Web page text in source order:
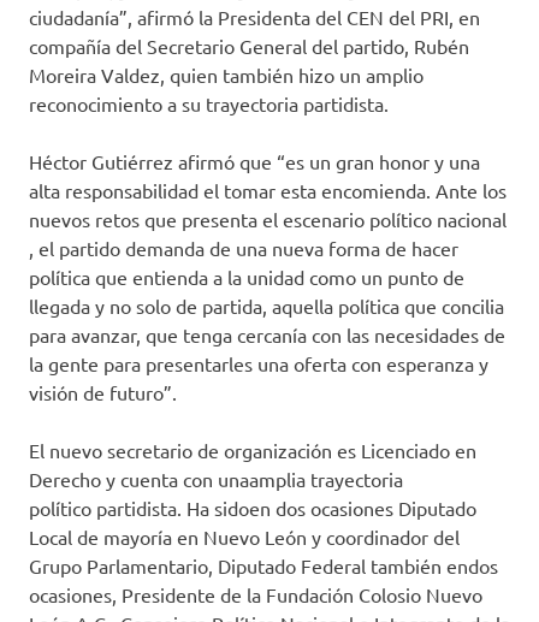
ciudadanía”, afirmó la Presidenta del CEN del PRI, en
compañía del Secretario General del partido, Rubén
Moreira Valdez, quien también hizo un amplio
reconocimiento a su trayectoria partidista.
Héctor Gutiérrez afirmó que “es un gran honor y una
alta responsabilidad el tomar esta encomienda. Ante los
nuevos retos que presenta el escenario político nacional
, el partido demanda de una nueva forma de hacer
política que entienda a la unidad como un punto de
llegada y no solo de partida, aquella política que concilia
para avanzar, que tenga cercanía con las necesidades de
la gente para presentarles una oferta con esperanza y
visión de futuro”.
El nuevo secretario de organización es Licenciado en
Derecho y cuenta con unaamplia trayectoria
político partidista. Ha sidoen dos ocasiones Diputado
Local de mayoría en Nuevo León y coordinador del
Grupo Parlamentario, Diputado Federal también endos
ocasiones, Presidente de la Fundación Colosio Nuevo